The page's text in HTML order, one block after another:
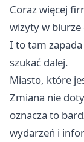
Coraz więcej
wizyty w biurze
I to tam zapada
szukać dalej.
Miasto, które
Zmiana nie
oznacza to
wydarzeń i